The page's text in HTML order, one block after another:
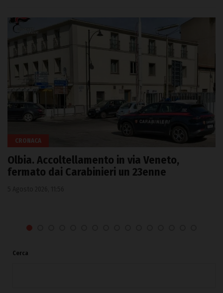
CRONACA
Olbia. Accoltellamento in via Veneto,
fermato dai Carabinieri un 23enne
Cerca